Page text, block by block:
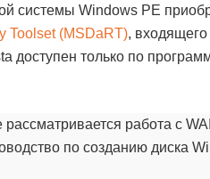
системы Windows PE
Toolset (MSDaRT),
доступен только по
рассматривается работа с
по созданию диска